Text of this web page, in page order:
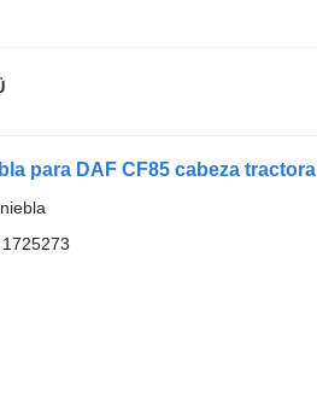
para DAF CF85 cabeza tractora